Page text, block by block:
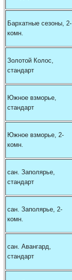
Бархатные сезоны, 2-
комн.
Золотой Колос,
стандарт
Южное взморье,
стандарт
Южное взморье, 2-
комн.
сан. Заполярье,
стандарт
сан. Заполярье, 2-
комн.
сан. Авангард,
стандарт